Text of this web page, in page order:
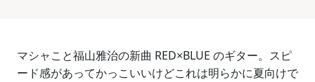
マシャこと福山雅治の新曲 RED×BLUE のギター。スピ
ード感があってかっこいいけどこれは明らかに夏向けで